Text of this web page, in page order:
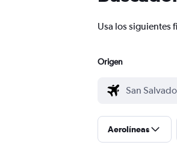
Usa los siguientes
Origen
Aerolíneas